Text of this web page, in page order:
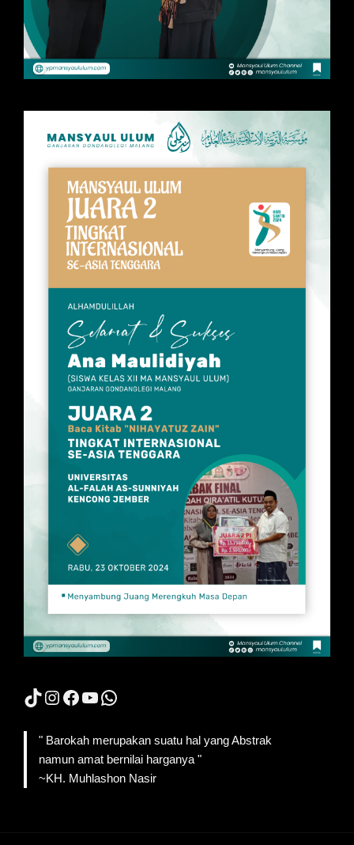
TikTok
Instagram
Facebook
YouTube
WhatsApp
" Barokah merupakan suatu hal yang Abstrak
namun amat bernilai harganya "
~KH. Muhlashon Nasir